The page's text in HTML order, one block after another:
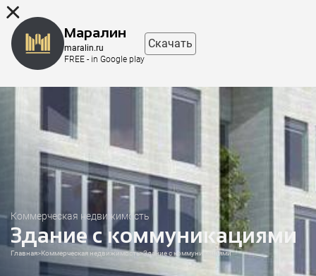
Коммерческая недвижимость
Здание с коммуникациями
Главная>Коммерческая недвижимость>Здание с коммуникациями
Маралин
maralin.ru
FREE - in Google play
Скачать